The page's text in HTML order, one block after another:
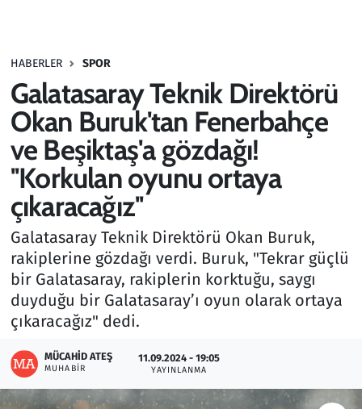
HABERLER SPOR
Galatasaray Teknik Direktörü
Okan Buruk'tan Fenerbahçe
ve Beşiktaş'a gözdağı!
''Korkulan oyunu ortaya
çıkaracağız''
Galatasaray Teknik Direktörü Okan Buruk,
rakiplerine gözdağı verdi. Buruk, "Tekrar güçlü
bir Galatasaray, rakiplerin korktuğu, saygı
duyduğu bir Galatasaray’ı oyun olarak ortaya
çıkaracağız" dedi.
MÜCAHID ATEŞ
MUHABIR
11.09.2024 - 19:05
YAYINLANMA
Haber
Kültür Sanat
Kurumsal Haberler
Lezzet Durağı
Memur ve Kamu
Otomobil
Oyun
Ramazan
Resmi İlanlar